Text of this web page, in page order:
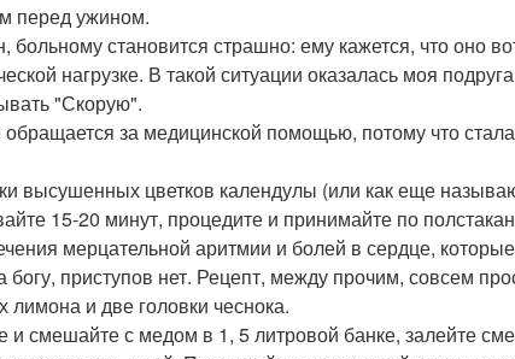
перед ужином.
больному становится страшно: ему кажется, что оно
нагрузке. В такой ситуации оказалась моя
"Скорую".
за медицинской помощью, потому что
высушенных цветков календулы (или как еще
15-20 минут, процедите и принимайте по
мерцательной аритмии и болей в сердце,
приступов нет. Рецепт, между прочим, совсем
лимона и две головки чеснока.
смешайте с медом в 1, 5 литровой банке, залейте